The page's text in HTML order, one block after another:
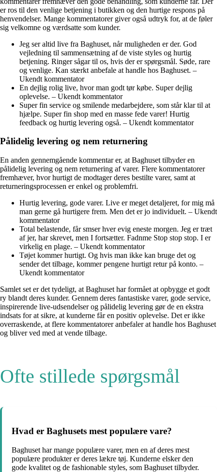
er ros til den venlige betjening i butikken og den hurtige respons på
henvendelser. Mange kommentatorer giver også udtryk for, at de føler
sig velkomne og værdsatte som kunder.
Jeg ser altid live fra Baghuset, når muligheden er der. God
vejledning til sammensætning af de viste styles og hurtig
betjening. Ringer sågar til os, hvis der er spørgsmål. Søde, rare
og venlige. Kan stærkt anbefale at handle hos Baghuset. –
Ukendt kommentator
En dejlig rolig live, hvor man godt tør købe. Super dejlig
oplevelse. – Ukendt kommentator
Super fin service og smilende medarbejdere, som står klar til at
hjælpe. Super fin shop med en masse fede varer! Hurtig
feedback og hurtig levering også. – Ukendt kommentator
Pålidelig levering og nem returnering
En anden gennemgående kommentar er, at Baghuset tilbyder en
pålidelig levering og nem returnering af varer. Flere kommentatorer
fremhæver, hvor hurtigt de modtager deres bestilte varer, samt at
returneringsprocessen er enkel og problemfri.
Hurtig levering, gode varer. Live er meget detaljeret, for mig må
man gerne gå hurtigere frem. Men det er jo individuelt. – Ukendt
kommentator
Total belastende, får smser hver evig eneste morgen. Jeg er træt
af jer, har skrevet, men I fortsætter. Fadnme Stop stop stop. I er
virkelig en plage. – Ukendt kommentator
Tøjet kommer hurtigt. Og hvis man ikke kan bruge det og
sender det tilbage, kommer pengene hurtigt retur på konto. –
Ukendt kommentator
Samlet set er det tydeligt, at Baghuset har formået at opbygge et godt
ry blandt deres kunder. Gennem deres fantastiske varer, gode service,
inspirerende live-udsendelser og pålidelig levering gør de en ekstra
indsats for at sikre, at kunderne får en positiv oplevelse. Det er ikke
overraskende, at flere kommentatorer anbefaler at handle hos Baghuset
og bliver ved med at vende tilbage.
Ofte stillede spørgsmål
Hvad er Baghusets mest populære vare?
Baghuset har mange populære varer, men en af deres mest
populære produkter er deres lækre tøj. Kunderne elsker den
gode kvalitet og de fashionable styles, som Baghuset tilbyder.